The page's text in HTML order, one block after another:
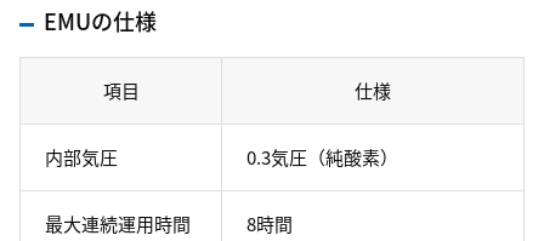
EMUの仕様
項目 仕様
内部気圧 0.3気圧（純酸素）
最大連続運用時間 8時間